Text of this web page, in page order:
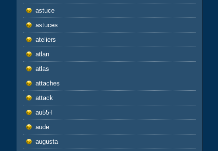
astuce
astuces
ateliers
atlan
atlas
attaches
attack
au55-l
aude
augusta